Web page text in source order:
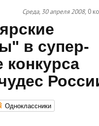
Среда, 30 апреля 2008, 0
в супер-
Одноклассники